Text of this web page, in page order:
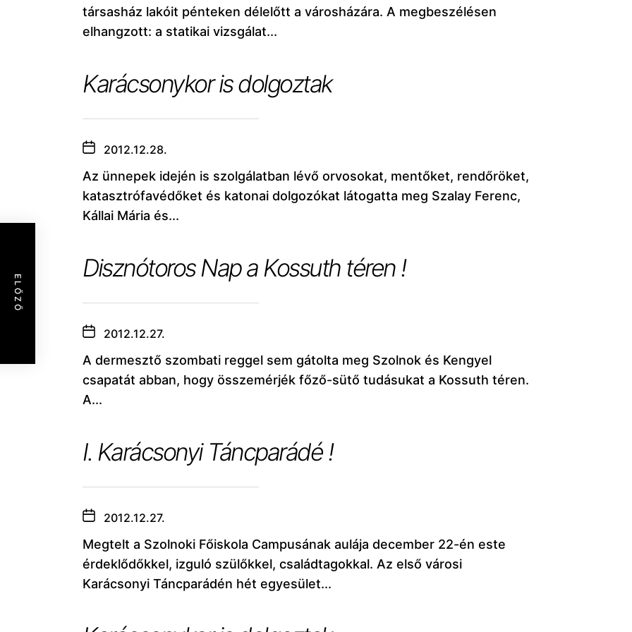
ELŐZŐ
társasház lakóit pénteken délelőtt a városházára. A megbeszélésen
elhangzott: a statikai vizsgálat...
Karácsonykor is dolgoztak
2012.12.28.
Az ünnepek idején is szolgálatban lévő orvosokat, mentőket, rendőröket,
katasztrófavédőket és katonai dolgozókat látogatta meg Szalay Ferenc,
Kállai Mária és...
Disznótoros Nap a Kossuth téren !
2012.12.27.
A dermesztő szombati reggel sem gátolta meg Szolnok és Kengyel
csapatát abban, hogy összemérjék főző-sütő tudásukat a Kossuth téren.
A...
I. Karácsonyi Táncparádé !
2012.12.27.
Megtelt a Szolnoki Főiskola Campusának aulája december 22-én este
érdeklődőkkel, izguló szülőkkel, családtagokkal. Az első városi
Karácsonyi Táncparádén hét egyesület...